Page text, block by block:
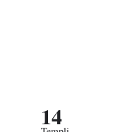
14